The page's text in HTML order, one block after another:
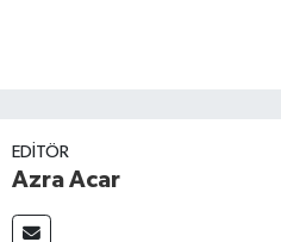
EDITÖR
Azra Acar